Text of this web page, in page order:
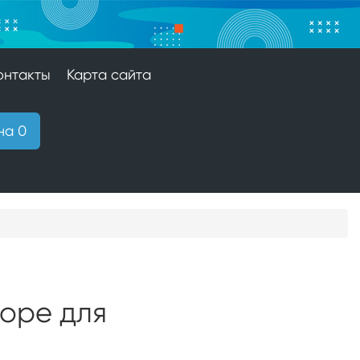
Карта сайта
0
для